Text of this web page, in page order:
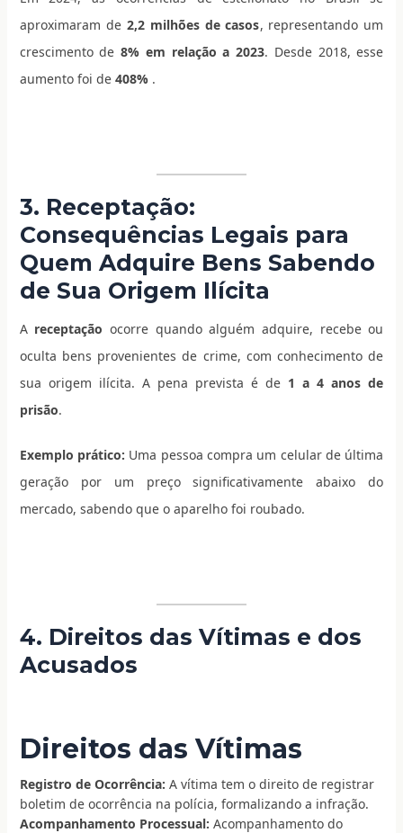
aproximaram de 2,2 milhões de casos, representando um
crescimento de8% em relação a 2023. Desde 2018, esse
aumento foi de 408%.
3. Receptação:
Consequências Legais para
Quem Adquire Bens Sabendo
de Sua Origem Ilícita
A receptação ocorre quando alguém adquire, recebe ou
oculta bens provenientes de crime, com conhecimento de
sua origem ilícita. A pena prevista é de 1 a 4 anos de
prisão.
Exemplo prático: Uma pessoa compra um celular de última
geração por um preço significativamente abaixo do
mercado, sabendo que o aparelho foi roubado.
4. Direitos das Vítimas e dos
Acusados
Direitos das Vítimas
Registro de Ocorrência: A vítima tem o direito de registrar
boletim de ocorrência na polícia, formalizando a infração.
Acompanhamento Processual: Acompanhamento do